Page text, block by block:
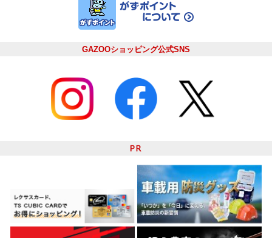
GAZOOショッピング公式SNS